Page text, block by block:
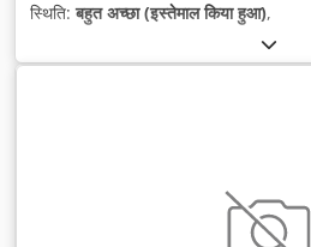
स्थिति:बहुत अच्छा (इस्तेमाल किया हुआ),